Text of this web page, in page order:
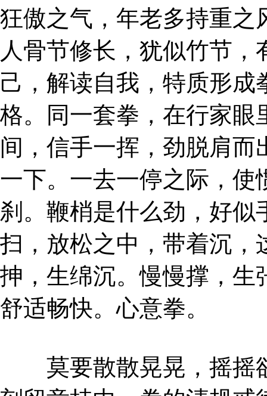
狂傲之气，年老多持重之
人骨节修长，犹似竹节
己，解读自我，特质形
格。同一套拳，在行家眼
间，信手一挥，劲脱肩
一下。一去一停之际，使
刹。鞭梢是什么劲，好
扫，放松之中，带着沉，
抻，生绵沉。慢慢撑，生
舒适畅快。心意拳。
莫要散散晃晃，摇摇